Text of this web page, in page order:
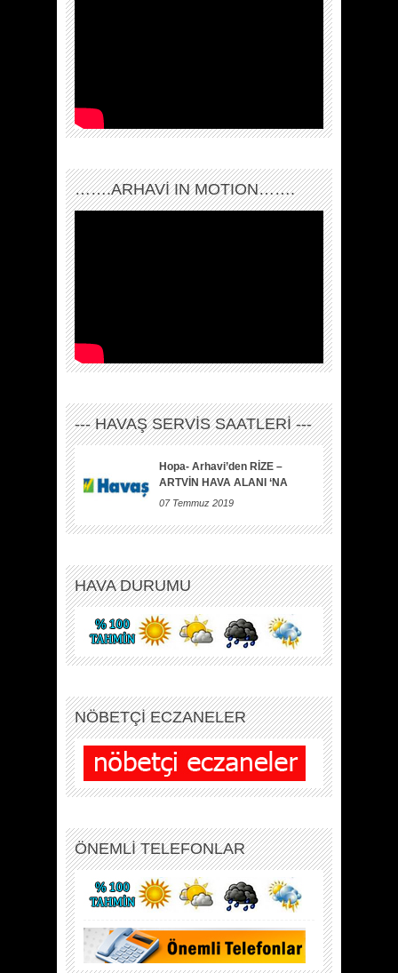
…….ARHAVI IN MOTION…….
--- HAVAŞ SERVİS SAATLERİ ---
Hopa- Arhavi’den RİZE –
ARTVİN HAVA ALANI ‘NA
07 Temmuz 2019
HAVA DURUMU
NÖBETÇİ ECZANELER
ÖNEMLİ TELEFONLAR